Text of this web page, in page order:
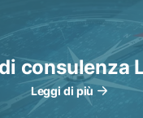
consulenza
Leggi di più